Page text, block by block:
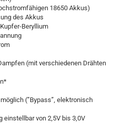
18650 Akkus)
des Akkus
Beryllium
(mit verschiedenen Drähten
(”Bypass”, elektronisch
einstellbar von 2,5V bis 3,0V